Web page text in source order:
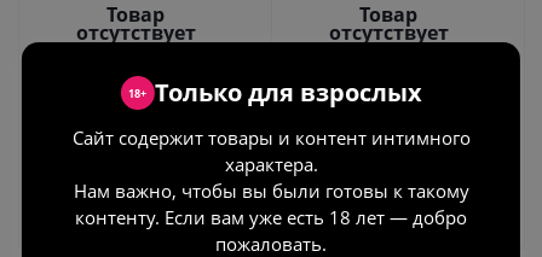
Товар
отсутствует
Объём (мл)!
Под заказ
Товар
отсутствует
Под заказ
18+ Только для взрослых
Сайт содержит товары и контент интимного
характера.
Нам важно, чтобы вы были готовы к такому
контенту. Если вам уже есть 18 лет — добро
пожаловать.